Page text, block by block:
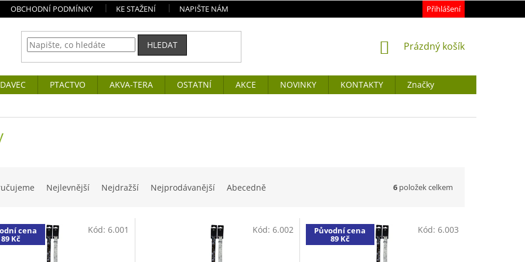
OBCHODNÍ PODMÍNKY KE STAŽENÍ NAPIŠTE NÁM Přihlášení
HLEDAT
NÁKUPNÍ
Prázdný košík
PTACTVO AKVA-TERA OSTATNÍ AKCE NOVINKY KONTAKTY
Značky
Nejlevnější Nejdražší Nejprodávanější Abecedně 6 položek celkem
cena
89 Kč
Kód: 6.001 Kód: 6.002 Původní cena
89 Kč
Kód: 6.003